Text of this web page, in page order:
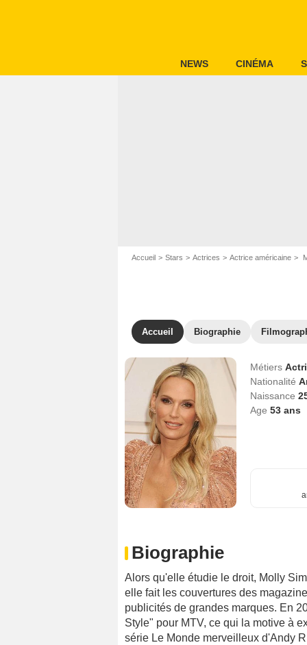
NEWS CINÉMA
Accueil Stars Actrices Actrice américaine
Accueil Biographie
Métiers
Nationalité
Naissance
Age 53ans
Biographie
Alors qu'elle étudie le droit, Molly
elle fait les couvertures des
publicités de grandes marques. En
Style" pour MTV, ce qui la motive à
série Le Monde merveilleux d'Andy